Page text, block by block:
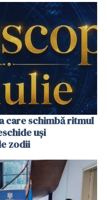
care schimbă ritmul
uși
zodii